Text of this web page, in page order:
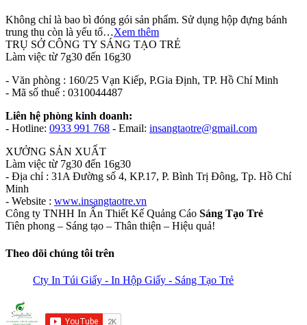
Không chỉ là bao bì đóng gói sản phẩm. Sử dụng hộp đựng bánh
trung thu còn là yếu tố…Xem thêm
TRỤ SỞ CÔNG TY SÁNG TẠO TRẺ
Làm việc từ 7g30 đến 16g30
- Văn phòng : 160/25 Vạn Kiếp, P.Gia Định, TP. Hồ Chí Minh
- Mã số thuế : 0310044487
Liên hệ phòng kinh doanh:
- Hotline: 0933 991 768 - Email: insangtaotre@gmail.com
XƯỞNG SẢN XUẤT
Làm việc từ 7g30 đến 16g30
- Địa chỉ : 31A Đường số 4, KP.17, P. Bình Trị Đông, Tp. Hồ Chí
Minh
- Website : www.insangtaotre.vn
Công ty TNHH In Ấn Thiết Kế Quảng Cáo Sáng Tạo Trẻ
Tiên phong – Sáng tạo – Thân thiện – Hiệu quả!
Theo dõi chúng tôi trên
Cty In Túi Giấy - In Hộp Giấy - Sáng Tạo Trẻ